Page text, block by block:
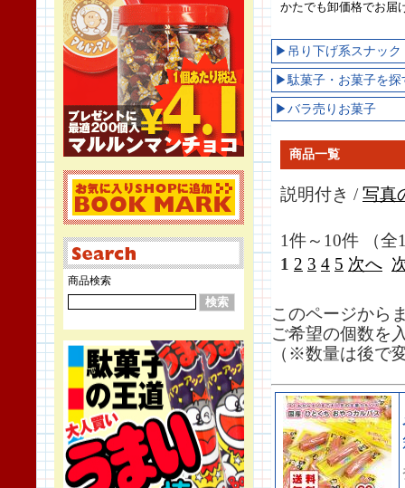
商品検索
かたでも卸価格でお届
▶吊り下げ系スナック
▶駄菓子・お菓子を探
▶バラ売りお菓子
商品一覧
説明付き /写真
1件～10件 （
1 2 3 4 5 次へ
このページから
ご希望の個数を
（※数量は後で